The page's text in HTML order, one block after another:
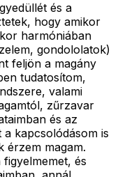
és a
hogy amikor
harmóniában
gondololatok)
feljön a magány
tudatosítom,
valami
zűrzavar
és az
a kapcsolódásom is
érzem magam.
és